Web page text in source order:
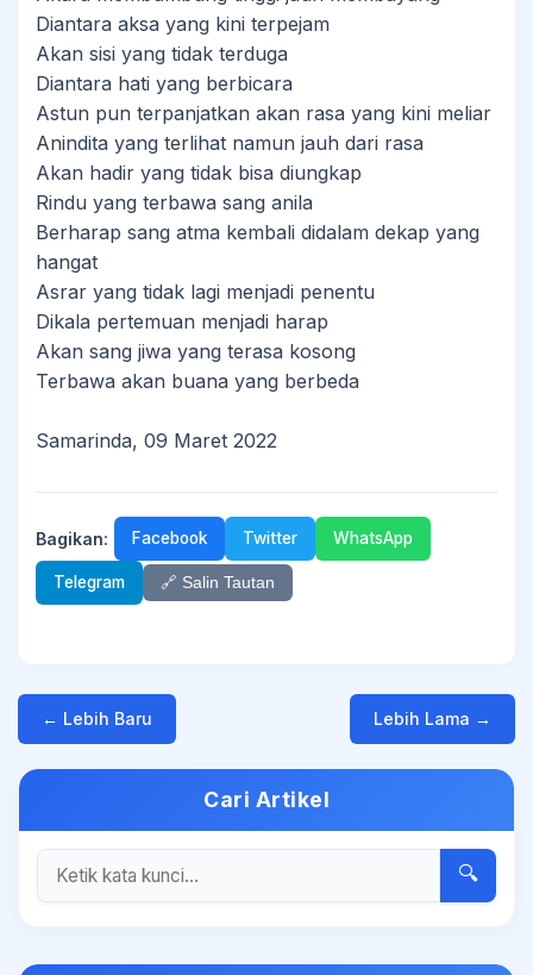
Diantara aksa yang kini terpejam
Akan sisi yang tidak terduga
Diantara hati yang berbicara
Astun pun terpanjatkan akan rasa yang kini meliar
Anindita yang terlihat namun jauh dari rasa
Akan hadir yang tidak bisa diungkap
Rindu yang terbawa sang anila
Berharap sang atma kembali didalam dekap yang
hangat
Asrar yang tidak lagi menjadi penentu
Dikala pertemuan menjadi harap
Akan sang jiwa yang terasa kosong
Terbawa akan buana yang berbeda
Samarinda, 09 Maret 2022
Bagikan: Facebook Twitter WhatsApp
Telegram 🔗 Salin Tautan
← Lebih Baru Lebih Lama →
Cari Artikel
🔍